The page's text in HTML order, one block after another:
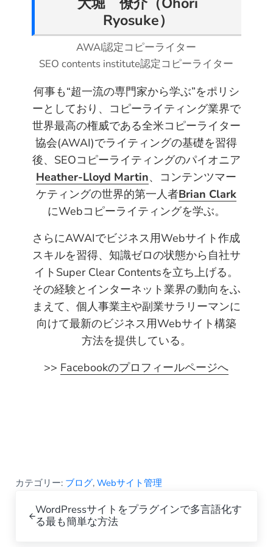
o e
s
t
I
n
Ryosuke）
AWAI認定コピーライター
SEO contents institute認定コピーライター
何事も“超一流の専門家から学ぶ”をポリシ
ーとしており、コピーライティング業界で
世界最高の権威である全米コピーライター
協会(AWAI)でライティングの基礎を習得
後、SEOコピーライティングのパイオニア
Heather-Lloyd Martin、コンテンツマー
ケティングの世界的第一人者Brian Clark
にWebコピーライティングを学ぶ。
さらにAWAIでビジネス用Webサイト作成
スキルを習得、知識ゼロの状態から自社サ
イトSuper Clear Contentsを立ち上げる。
その経験とインターネット業界の動向をふ
まえて、個人事業主や副業サラリーマンに
向けて最新のビジネス用Webサイト構築
方法を提供している。
>> Facebookのプロフィールページへ
カテゴリー: ブログ, Webサイト管理
WordPressサイトをプラグインで多言語化す
る最も簡単な方法